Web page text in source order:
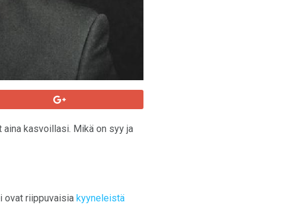
kasvoillasi. Mikä on syy ja
ovat riippuvaisia kyyneleistä